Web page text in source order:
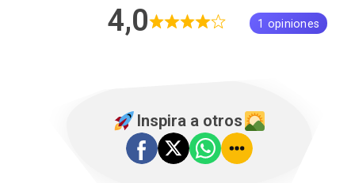
4,0 1 opiniones
Inspira a otros